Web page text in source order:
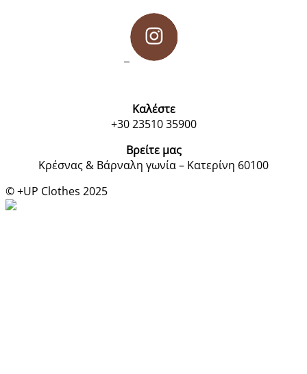
Καλέστε
+30 23510 35900
Βρείτε μας
Κρέσνας & Βάρναλη γωνία – Κατερίνη 60100
© +UP Clothes 2025